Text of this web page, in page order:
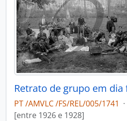
Retrato de grupo em dia
PT /AMVLC /FS/REL/005/1741 ·
[entre 1926 e 1928]